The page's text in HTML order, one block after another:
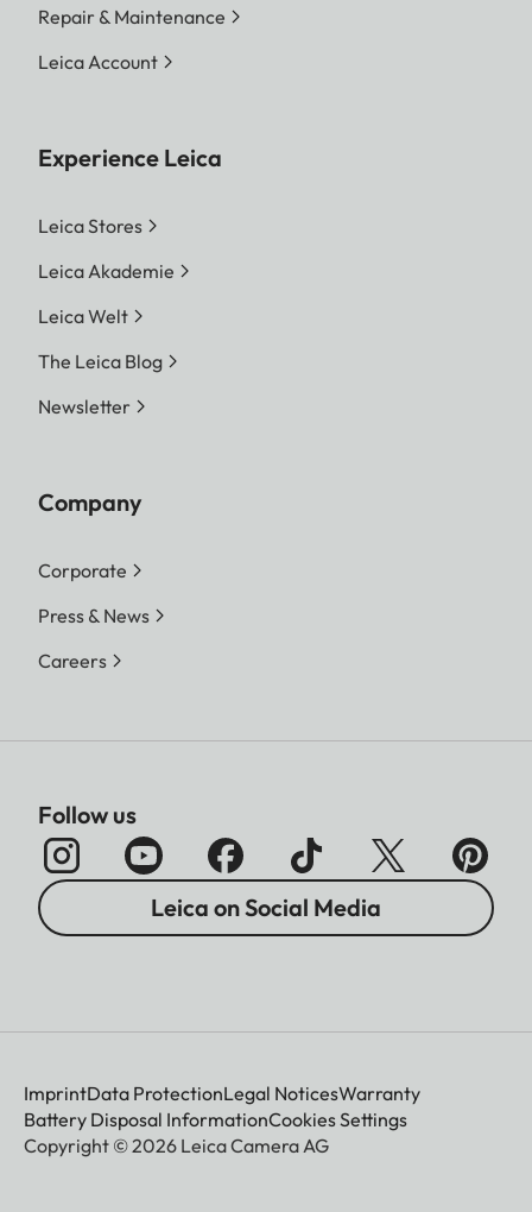
Repair & Maintenance
Leica Account
Experience Leica
Leica Stores
Leica Akademie
Leica Welt
The Leica Blog
Newsletter
Company
Corporate
Press & News
Careers
Follow us
Leica on Social Media
ImprintData ProtectionLegal NoticesWarranty
Battery Disposal InformationCookies Settings
Copyright © 2026 Leica Camera AG